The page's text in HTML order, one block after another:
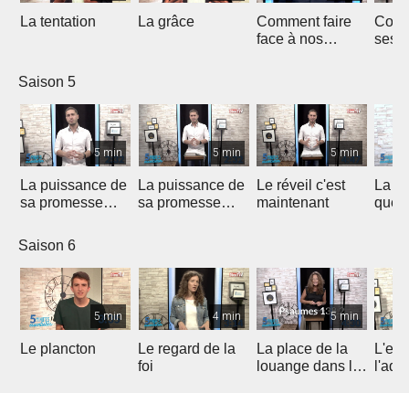
La tentation La grâce
Comment faire
face à nos
ses
Saison 5
5 min
La puissance de
sa promesse
5 min
La puissance de
sa promesse
5 min
Le réveil c'est
maintenant
La
que
Saison 6
5 min
Le plancton
4 min
Le regard de la
foi
5 min
La place de la
louange dans la